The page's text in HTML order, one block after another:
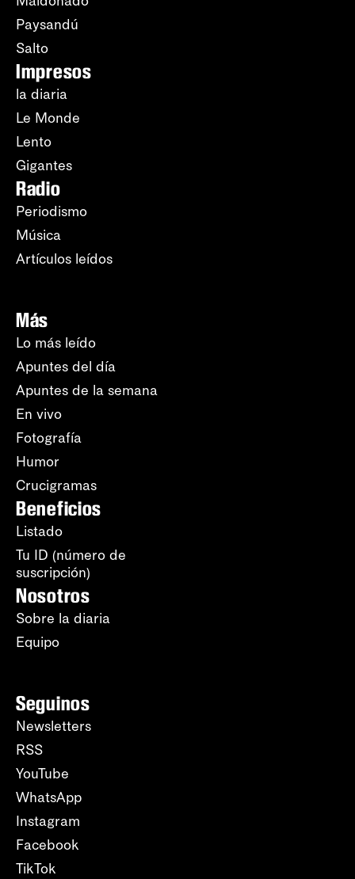
Paysandú
Salto
Impresos
la diaria
Le Monde
Lento
Gigantes
Radio
Periodismo
Música
Artículos leídos
Más
Lo más leído
Apuntes del día
Apuntes de la semana
En vivo
Fotografía
Humor
Crucigramas
Beneficios
Listado
Tu ID (número de
suscripción)
Nosotros
Sobre la diaria
Equipo
Seguinos
Newsletters
RSS
YouTube
WhatsApp
Instagram
Facebook
TikTok